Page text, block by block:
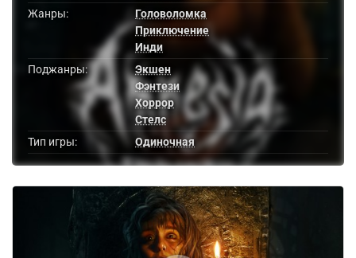
Жанры:
Головоломка
Приключение
Инди
Поджанры:
Экшен
Фэнтези
Хоррор
Стелс
Тип игры:
Одиночная